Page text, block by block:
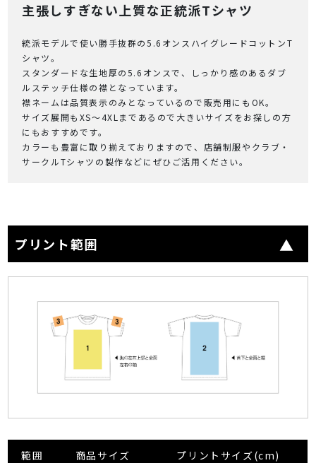
主張しすぎない上質な正統派Tシャツ
統派モデルで使い勝手抜群の5.6オンスハイグレードコットンT
シャツ。
スタンダードな生地厚の5.6オンスで、しっかり感のあるダブ
ルステッチ仕様の襟となっています。
襟ネームは品質表示のみとなっているので販売用にもOK。
サイズ展開もXS～4XLまであるので大きいサイズをお探しの方
にもおすすめです。
カラーも豊富に取り揃えておりますので、店舗制服やクラブ・
サークルTシャツの製作などにぜひご活用ください。
プリント範囲
範囲 商品サイズ プリントサイズ(cm)